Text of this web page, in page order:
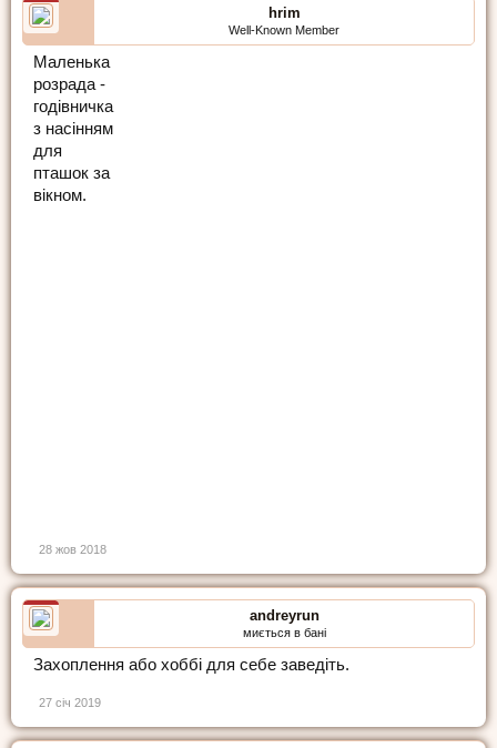
hrim
Well-Known Member
Маленька
розрада -
годівничка
з насінням
для
пташок за
вікном.
28 жов 2018
andreyrun
миється в бані
Захоплення або хоббі для себе заведіть.
27 січ 2019